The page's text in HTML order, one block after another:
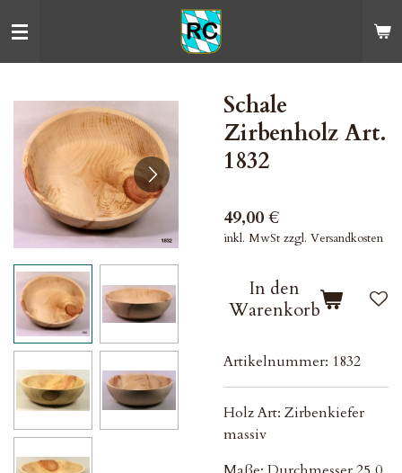
Hauptinhalt
springen
Schale
Zirbenholz Art.
1832
49,00 €
inkl. MwSt zzgl. Versandkosten
In den
Warenkorb
Artikelnummer: 1832
Holz Art: Zirbenkiefer
massiv